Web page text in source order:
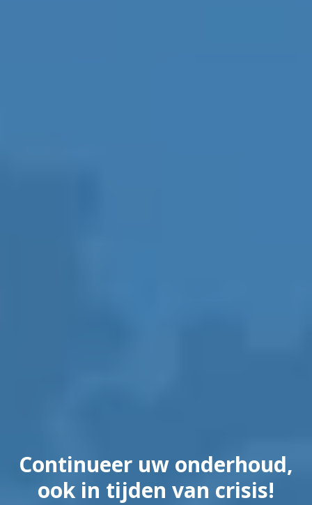
Continueer uw onderhoud,
ook in tijden van crisis!